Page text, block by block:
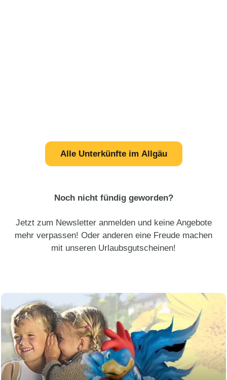
Alle Unterkünfte im Allgäu
Noch nicht fündig geworden?
Jetzt zum Newsletter anmelden und keine Angebote
mehr verpassen! Oder anderen eine Freude machen
mit unseren Urlaubsgutscheinen!